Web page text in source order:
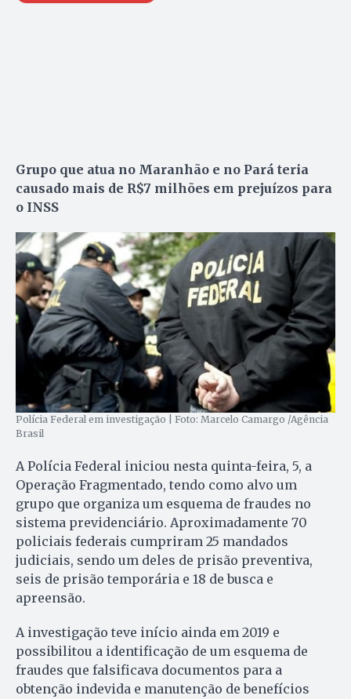
Grupo que atua no Maranhão e no Pará teria
causado mais de R$7 milhões em prejuízos para
o INSS
Polícia Federal em investigação | Foto: Marcelo Camargo /Agência
Brasil
A Polícia Federal iniciou nesta quinta-feira, 5, a
Operação Fragmentado, tendo como alvo um
grupo que organiza um esquema de fraudes no
sistema previdenciário. Aproximadamente 70
policiais federais cumpriram 25 mandados
judiciais, sendo um deles de prisão preventiva,
seis de prisão temporária e 18 de busca e
apreensão.
A investigação teve início ainda em 2019 e
possibilitou a identificação de um esquema de
fraudes que falsificava documentos para a
obtenção indevida e manutenção de benefícios